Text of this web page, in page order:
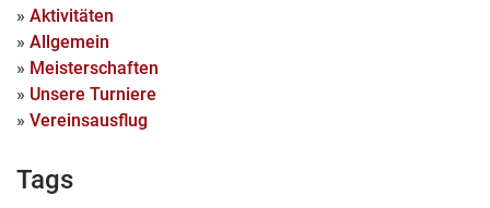
» Aktivitäten
» Allgemein
» Meisterschaften
» Unsere Turniere
» Vereinsausflug
Tags